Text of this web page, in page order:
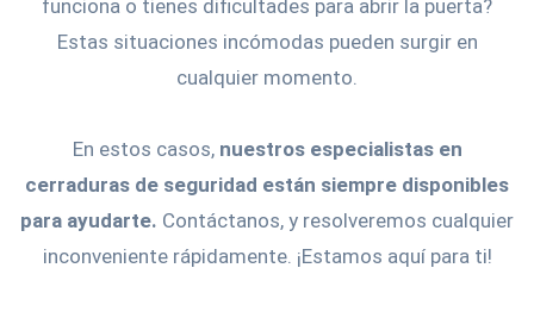
funciona o tienes dificultades para abrir la puerta?
Estas situaciones incómodas pueden surgir en
cualquier momento.
En estos casos, nuestros especialistas en
cerraduras de seguridad están siempre disponibles
para ayudarte. Contáctanos, y resolveremos cualquier
inconveniente rápidamente. ¡Estamos aquí para ti!